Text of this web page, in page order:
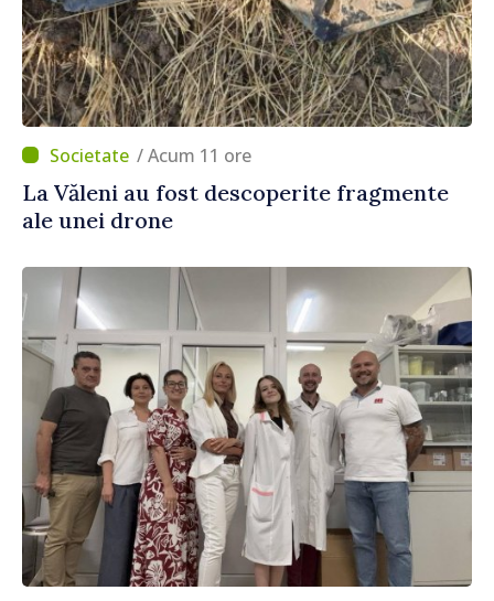
/ Acum 11 ore
La Văleni au fost descoperite fragmente
ale unei drone